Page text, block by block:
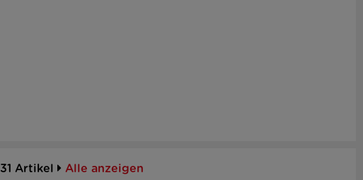
31 Artikel Alle anzeigen